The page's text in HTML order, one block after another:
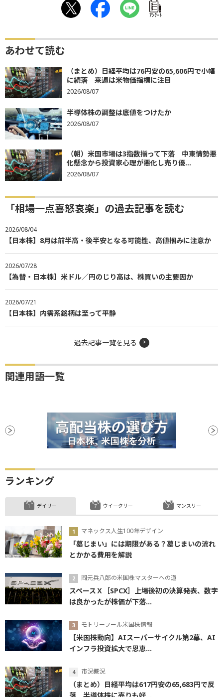
ｱﾝｹｰﾄ
あわせて読む
（まとめ）日経平均は76円安の65,606円で小幅
に続落 来週は米物価指標に注目
2026/08/07
半導体株の調整は底値をつけたか
2026/08/07
（朝）米国市場は3指数揃って下落 中東情勢悪
化懸念から投資家心理が悪化し売り優...
2026/08/07
「相場一点喜怒哀楽」の過去記事を読む
2026/08/04
【日本株】8月は前半高・後半安となる可能性、高値掴みに注意か
2026/07/28
【為替・日本株】米ドル／円のじり高は、株買いの主要因か
2026/07/21
【日本株】内需系銘柄は至って平静
過去記事一覧を見る
関連用語一覧
ランキング
デイリー
マネックス人生100年デザイン
「墓じまい」には期限がある？墓じまいの流れ
とかかる費用を解説
岡元兵八郎の米国株マスターへの道
スペースＸ［SPCX］上場後初の決算発表、数字
は良かったが株価が下落...
モトリーフール米国株情報
【米国株動向】AIスーパーサイクル第2幕、AI
インフラ投資拡大で恩恵...
市況概況
（まとめ）日経平均は617円安の65,683円で反
落 半導体株に売りも好...
ウイークリー マンスリー